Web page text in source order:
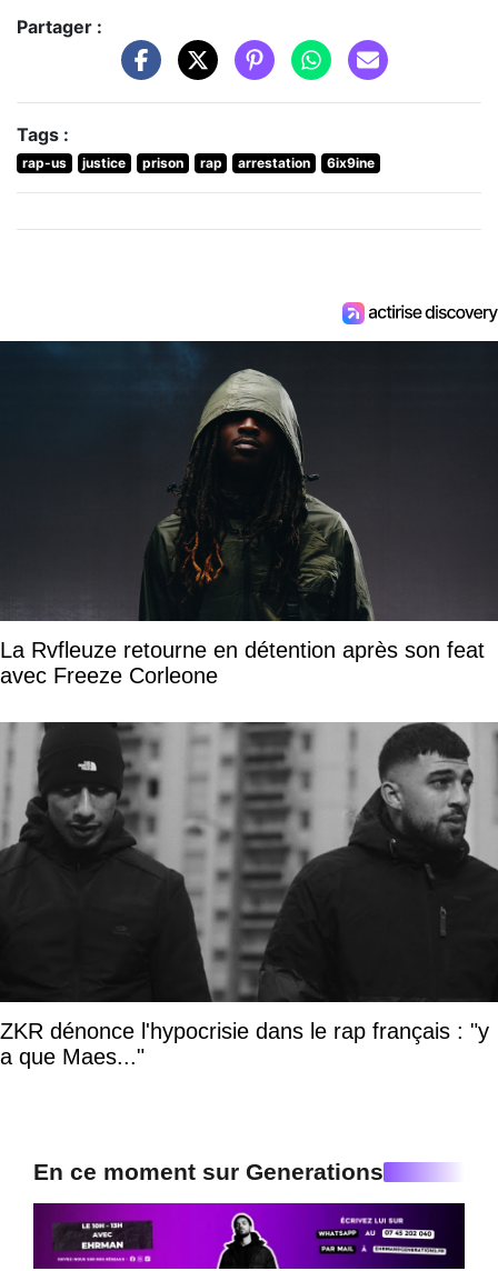
Partager :
Tags :
rap-us justice prison rap arrestation 6ix9ine
La Rvfleuze retourne en détention après son feat
avec Freeze Corleone
ZKR dénonce l'hypocrisie dans le rap français : "y
a que Maes..."
En ce moment sur Generations